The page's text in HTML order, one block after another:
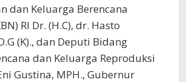
dan Keluarga Berencana
RI Dr. (H.C), dr. Hasto
(K)., dan Deputi Bidang
dan Keluarga Reproduksi
Gustina, MPH., Gubernur